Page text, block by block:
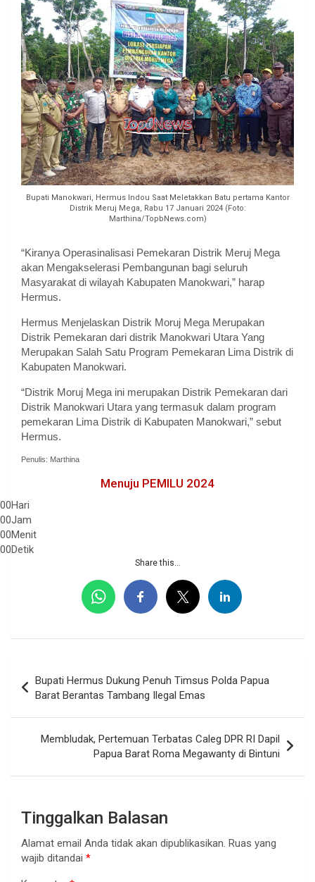
Bupati Manokwari, Hermus Indou Saat Meletakkan Batu pertama Kantor
Distrik Meruj Mega, Rabu 17 Januari 2024 (Foto:
Marthina/TopbNews.com)
“Kiranya Operasinalisasi Pemekaran Distrik Meruj Mega
akan Mengakselerasi Pembangunan bagi seluruh
Masyarakat di wilayah Kabupaten Manokwari,” harap
Hermus.
Hermus Menjelaskan Distrik Moruj Mega Merupakan
Distrik Pemekaran dari distrik Manokwari Utara Yang
Merupakan Salah Satu Program Pemekaran Lima Distrik di
Kabupaten Manokwari.
“Distrik Moruj Mega ini merupakan Distrik Pemekaran dari
Distrik Manokwari Utara yang termasuk dalam program
pemekaran Lima Distrik di Kabupaten Manokwari,” sebut
Hermus.
Penulis: Marthina
Menuju PEMILU 2024
00Hari
00Jam
00Menit
00Detik
Share this...
pos
Bupati Hermus Dukung Penuh Timsus Polda Papua
Barat Berantas Tambang Ilegal Emas
Membludak, Pertemuan Terbatas Caleg DPR RI Dapil
Papua Barat Roma Megawanty di Bintuni
Tinggalkan Balasan
Alamat email Anda tidak akan dipublikasikan. Ruas yang
wajib ditandai *